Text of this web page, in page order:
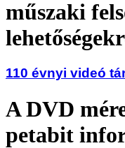
műszaki
110 évnyi videó
A DVD
petabit